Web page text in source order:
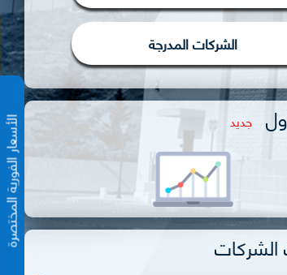
الأسعار
الشركات المدرجة
جديد